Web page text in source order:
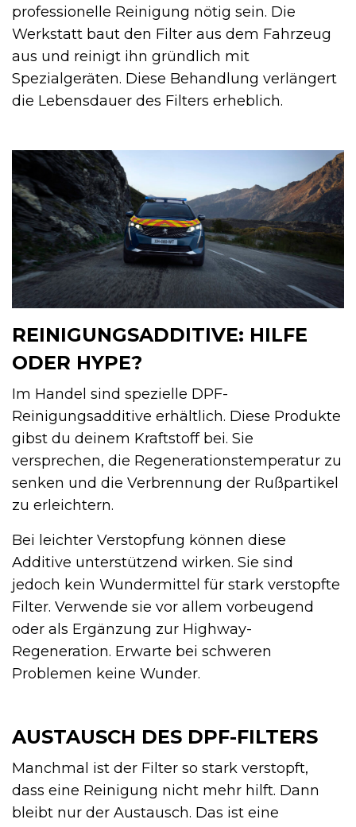
professionelle Reinigung nötig sein. Die
Werkstatt baut den Filter aus dem Fahrzeug
aus und reinigt ihn gründlich mit
Spezialgeräten. Diese Behandlung verlängert
die Lebensdauer des Filters erheblich.
REINIGUNGSADDITIVE: HILFE
ODER HYPE?
Im Handel sind spezielle DPF-
Reinigungsadditive erhältlich. Diese Produkte
gibst du deinem Kraftstoff bei. Sie
versprechen, die Regenerationstemperatur zu
senken und die Verbrennung der Rußpartikel
zu erleichtern.
Bei leichter Verstopfung können diese
Additive unterstützend wirken. Sie sind
jedoch kein Wundermittel für stark verstopfte
Filter. Verwende sie vor allem vorbeugend
oder als Ergänzung zur Highway-
Regeneration. Erwarte bei schweren
Problemen keine Wunder.
AUSTAUSCH DES DPF-FILTERS
Manchmal ist der Filter so stark verstopft,
dass eine Reinigung nicht mehr hilft. Dann
bleibt nur der Austausch. Das ist eine